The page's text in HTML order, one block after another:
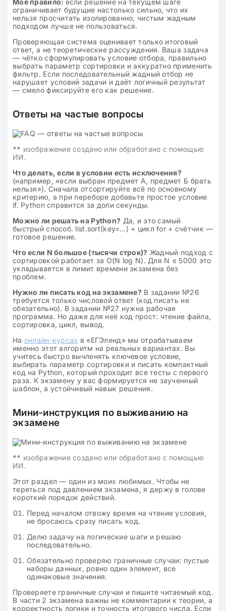
Моё правило: если решение на текущем шаге
ограничивает будущие настолько сильно, что их
нельзя просчитать изолированно, чистым жадным
подходом лучше не пользоваться.
Проверяющая система оценивает только итоговый
ответ, а не теоретические рассуждения. Ваша задача
— чётко сформулировать условие отбора, правильно
выбрать параметр сортировки и аккуратно применить
фильтр. Если последовательный жадный отбор не
нарушает условий задачи и даёт логичный результат
— смело фиксируйте его как решение.
Ответы на частые вопросы
** изображение создано или обработано с помощью
ИИ.
Что делать, если в условии есть исключения?
(например, «если выбран предмет А, предмет Б брать
нельзя»). Сначала отсортируйте всё по основному
критерию, а при переборе добавьте простое условие
if. Python справится за доли секунды.
Можно ли решать на Python? Да, и это самый
быстрый способ. list.sort(key=…) + цикл for + счётчик —
готовое решение.
Что если N большое (тысячи строк)? Жадный подход с
сортировкой работает за O(N log N). Для N ≤ 5000 это
укладывается в лимит времени экзамена без
проблем.
Нужно ли писать код на экзамене? В задании №26
требуется только числовой ответ (код писать не
обязательно). В задании №27 нужна рабочая
программа. Но даже для неё код прост: чтение файла,
сортировка, цикл, вывод.
На онлайн-курсах в «ЕГЭленд» мы отрабатываем
именно этот алгоритм на реальных вариантах. Вы
учитесь быстро вычленять ключевое условие,
выбирать параметр сортировки и писать компактный
код на Python, который проходит все тесты с первого
раза. К экзамену у вас формируется не заученный
шаблон, а устойчивый навык решения.
Мини-инструкция по выживанию на
экзамене
** изображение создано или обработано с помощью
ИИ.
Этот раздел — один из моих любимых. Чтобы не
теряться под давлением экзамена, я держу в голове
короткий порядок действий.
Перед началом отвожу время на чтение условия,
не бросаюсь сразу писать код.
Делю задачу на логические шаги и решаю
последовательно.
Обязательно проверяю граничные случаи: пустые
наборы данных, ровно один элемент, все
одинаковые значения.
Проверяете граничные случаи и пишите читаемый код.
В части 2 экзамена важны не комментарии к теории, а
корректность логики и точность итогового числа. Если